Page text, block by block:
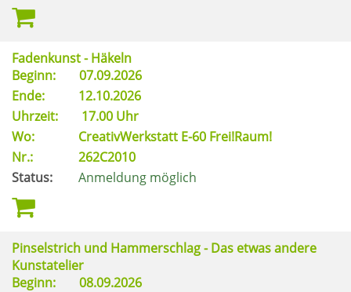
Fadenkunst - Häkeln
Beginn:
07.09.2026
Ende:
12.10.2026
Uhrzeit:
17.00 Uhr
Wo:
CreativWerkstatt E-60 Frei!Raum!
Nr.:
262C2010
Status:
Anmeldung möglich
Pinselstrich und Hammerschlag - Das etwas andere
Kunstatelier
Beginn:
08.09.2026